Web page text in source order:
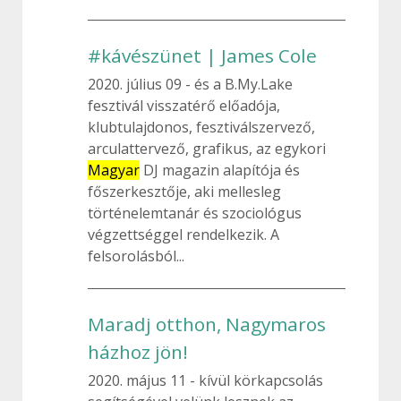
#kávészünet | James Cole
2020. július 09
és a B.My.Lake
fesztivál visszatérő előadója,
klubtulajdonos, fesztiválszervező,
arculattervező, grafikus, az egykori
Magyar DJ magazin alapítója és
főszerkesztője, aki mellesleg
történelemtanár és szociológus
végzettséggel rendelkezik. A
felsorolásból...
Maradj otthon, Nagymaros
házhoz jön!
2020. május 11
kívül körkapcsolás